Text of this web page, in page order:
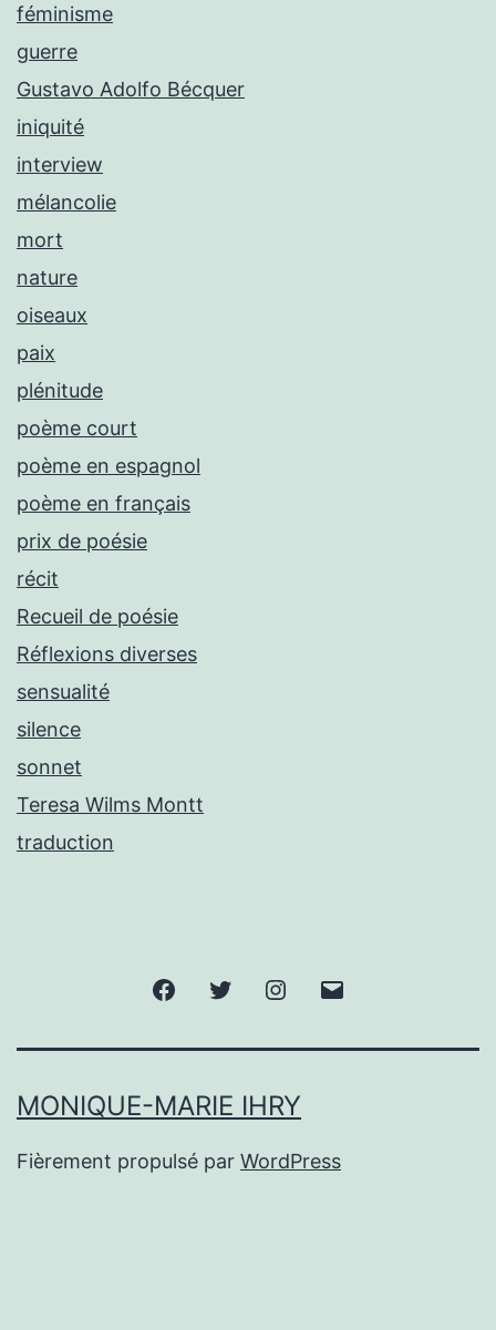
féminisme
guerre
Gustavo Adolfo Bécquer
iniquité
interview
mélancolie
mort
nature
oiseaux
paix
plénitude
poème court
poème en espagnol
poème en français
prix de poésie
récit
Recueil de poésie
Réflexions diverses
sensualité
silence
sonnet
Teresa Wilms Montt
traduction
FacebookTwitter Instagram
MONIQUE-MARIE IHRY
Fièrement propulsé par WordPress